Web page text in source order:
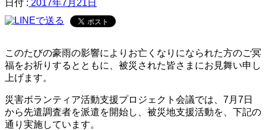
日付 : 2017年7月21日
このたびの豪雨の影響によりお亡くなりになられた方のご冥
福をお祈りするとともに、被災された皆さまにお見舞い申し
上げます。
災害ボランティア活動支援プロジェクト会議では、7月7日
から先遣調査者を派遣を開始し、被災地支援活動を、下記の
通り実施しています。